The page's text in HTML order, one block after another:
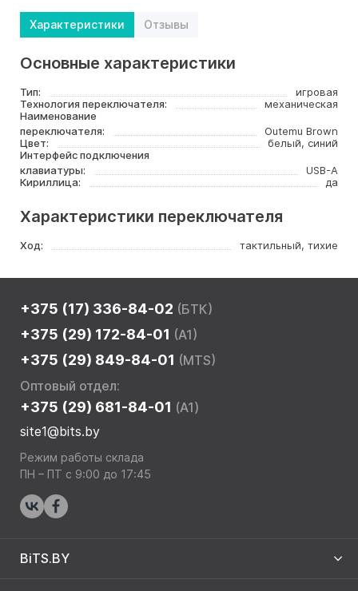
Характеристики Отзывы
Основные характеристики
Тип:
игровая
Технология переключателя:
механическая
Наименование
переключателя:
Outemu Brown
Цвет:
белый, синий
Интерфейс подключения
клавиатуры:
USB-A
Кириллица:
да
Характеристики переключателя
Ход: тактильный, тихие
+375 (17) 336-84-02 (БТК)
+375 (29) 172-84-01 (A1)
+375 (29) 849-84-01 (MTS)
Оптовый отдел:
+375 (29) 681-84-01 (A1)
site1@bits.by
Режим работы склада
ПН – ПТ с 9:00 до 17:45
BiTS.BY